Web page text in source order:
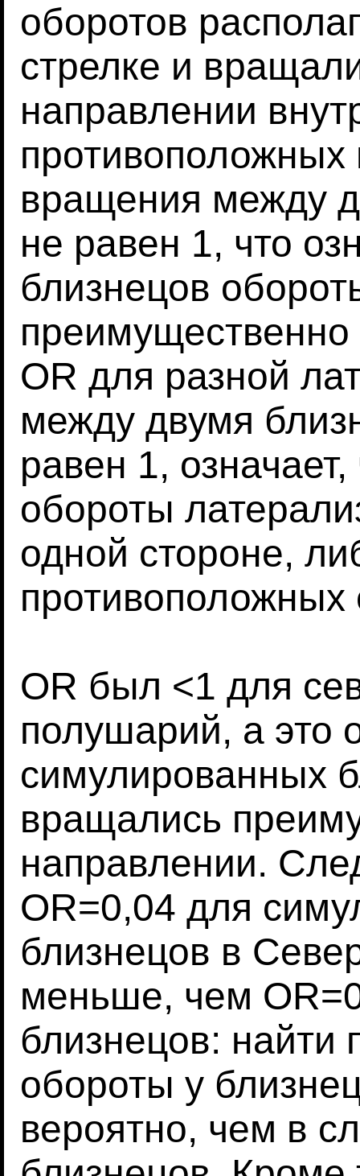
оборотов
стрелке и
направлении
противоположных
вращения между
не равен 1, что
близнецов
OR для разной
между двумя
равен 1,
обороты
одной стороне,
противоположных
OR был <1 для
полушарий, а это
симулированных
вращались
направлении.
OR=0,04 для
близнецов в
меньше, чем
близнецов: найти
обороты у
вероятно, чем в